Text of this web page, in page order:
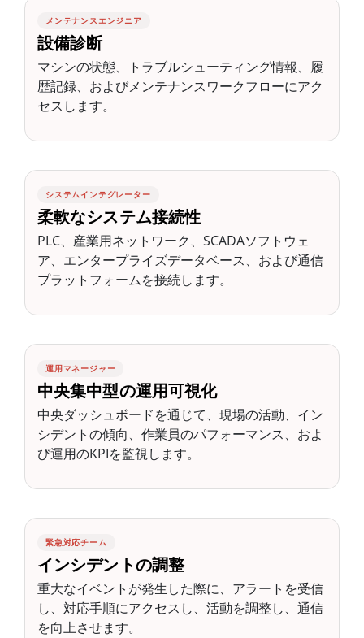
メンテナンスエンジニア
設備診断
マシンの状態、トラブルシューティング情報、履
歴記録、およびメンテナンスワークフローにアク
セスします。
システムインテグレーター
柔軟なシステム接続性
PLC、産業用ネットワーク、SCADAソフトウェ
ア、エンタープライズデータベース、および通信
プラットフォームを接続します。
運用マネージャー
中央集中型の運用可視化
中央ダッシュボードを通じて、現場の活動、イン
シデントの傾向、作業員のパフォーマンス、およ
び運用のKPIを監視します。
緊急対応チーム
インシデントの調整
重大なイベントが発生した際に、アラートを受信
し、対応手順にアクセスし、活動を調整し、通信
を向上させます。